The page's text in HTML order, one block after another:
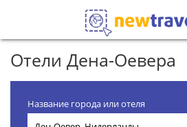
Отели Дена-Оевера
Название города или отеля